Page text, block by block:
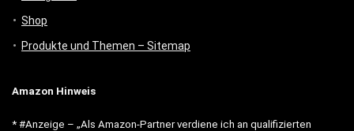
Shop
Produkte und Themen – Sitemap
Amazon Hinweis
* #Anzeige – „Als Amazon-Partner verdiene ich an qualifizierten